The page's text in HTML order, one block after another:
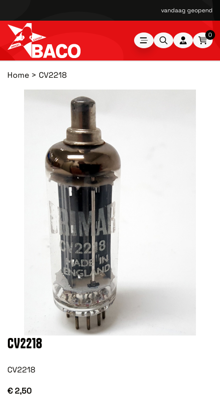
vandaag geopend
0
Home CV2218
CV2218
CV2218
€ 2,50